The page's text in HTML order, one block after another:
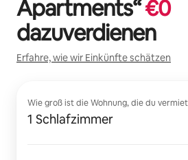
Apartments“€0
dazuverdienen
Erfahre, wie wir Einkünfte schätzen
Wie groß ist die Wohnung, die du
1 Schlafzimmer